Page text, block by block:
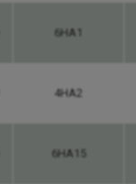
6HA1
4HA2
6HA15